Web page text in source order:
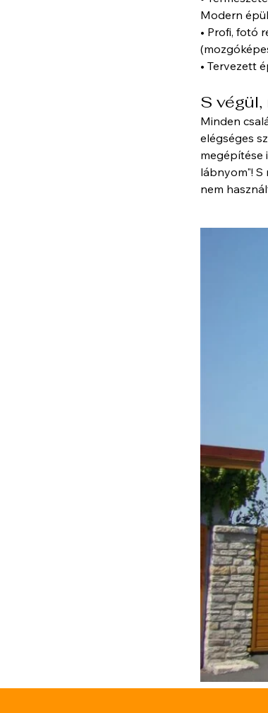
Modern
• Profi, fotó
• Tervezett
S
Minden
elégséges
megépítése
lábnyom"! S
nem